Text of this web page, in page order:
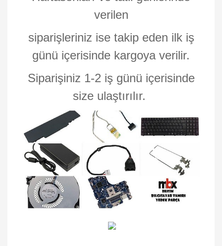
verilen
siparişleriniz ise takip eden ilk iş
günü içerisinde kargoya verilir.
Siparişiniz 1-2 iş günü içerisinde
size ulaştırılır.